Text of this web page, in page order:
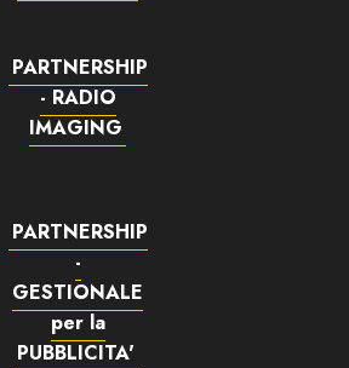
PARTNERSHIP
- RADIO
IMAGING
PARTNERSHIP
-
GESTIONALE
per la
PUBBLICITA'